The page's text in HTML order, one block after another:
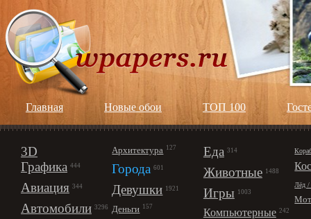
Главная Новые обои ТОП 100
3D
Графика 444
Авиация 344
Автомобили 3296
Архитектура 127
Города 601
Девушки 1921
Деньги 157
Еда 314
Животные 1488
Игры 1003
Компьютерные 242
Лёд